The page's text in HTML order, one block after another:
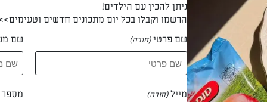
משטחים באופן אחיד ומהדקים היטב.
מזון את כל מרכיבי המלית וטוחנים עד קבלת מלית אחידה
ונשאר ללא גושים.
ניתן להכין עם הילדים!
הרשמו וקבלו בכל יום מתכונים חדשים
שם פרטי(חובה) שם
מייל(חובה) מספר